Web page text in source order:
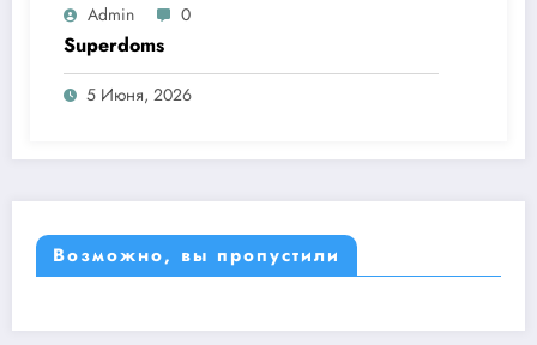
Admin 0
Superdoms
5 Июня, 2026
Возможно, вы пропустили